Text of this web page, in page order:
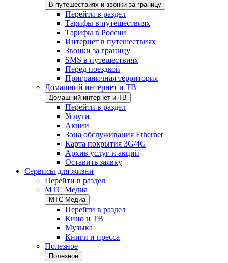
В путешествиях и звонки за границу
Перейти в раздел
Тарифы в путешествиях
Тарифы в России
Интернет в путешествиях
Звонки за границу
SMS в путешествиях
Перед поездкой
Приграничная территория
Домашний интернет и ТВ
Домашний интернет и ТВ
Перейти в раздел
Услуги
Акции
Зона обслуживания Ethernet
Карта покрытия 3G/4G
Архив услуг и акций
Оставить заявку
Сервисы для жизни
Перейти в раздел
МТС Медиа
МТС Медиа
Перейти в раздел
Кино и ТВ
Музыка
Книги и пресса
Полезное
Полезное